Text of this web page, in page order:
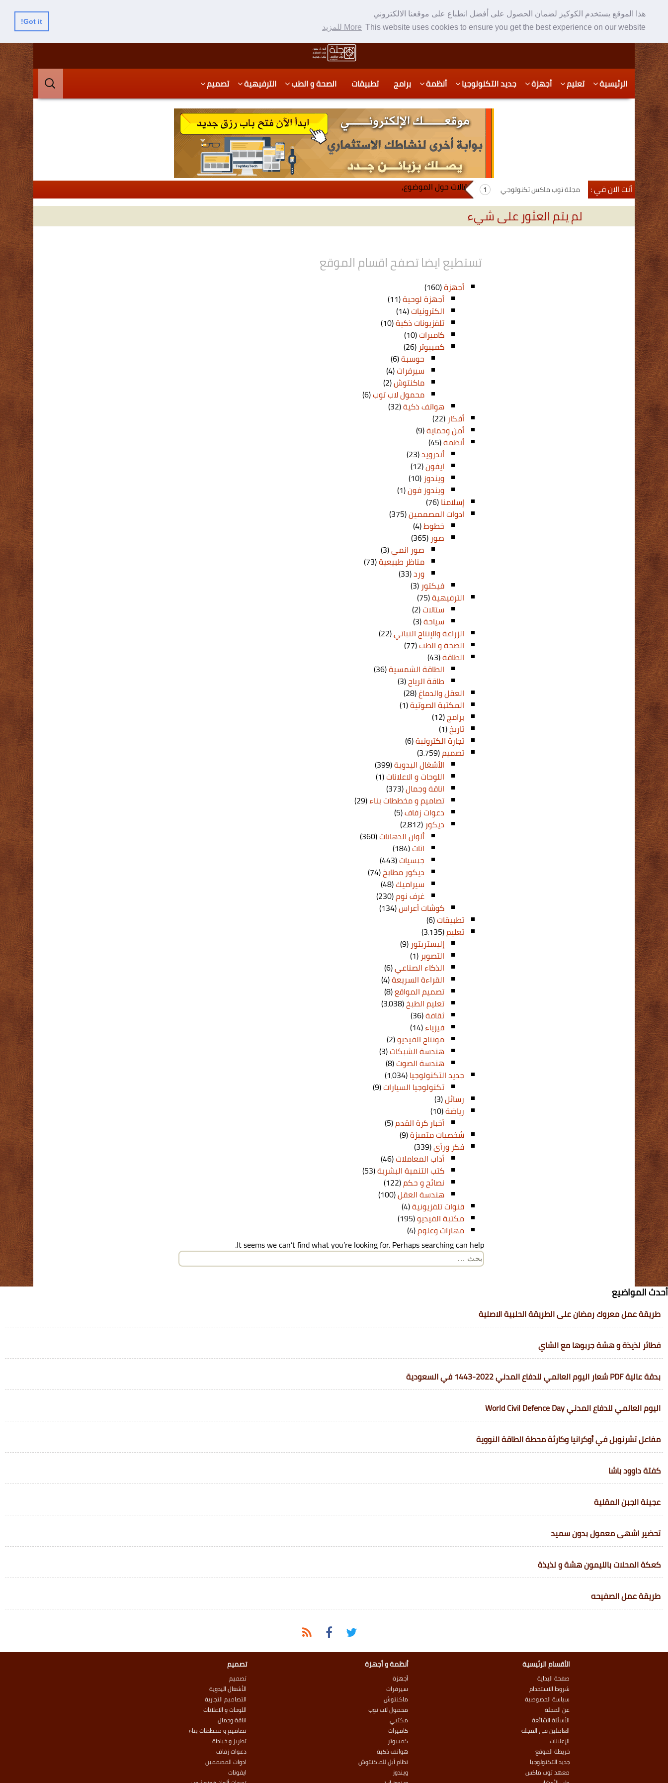
هذا الموقع يستخدم الكوكيز لضمان الحصول على أفضل انطباع على موقعنا الالكتروني
This website uses cookies to ensure you get the best experience on our website More للمزيد
Got it!
Skip
to
content
Skip
to
secondary
content
الرئيسية تعليم أجهزة جديد التكنولوجيا أنظمة برامج تطبيقات الصحة و الطب الترفيهية تصميم
البحث
عن:
أنت الان في : مجلة توب ماكس تكنولوجي مقالات حول الموضوع,
لم يتم العثور على شيء
تستطيع ايضا تصفح اقسام الموقع
أجهزة(160)
أجهزة لوحية(11)
الكترونيات(14)
تلفزيونات ذكية(10)
كاميرات(10)
كمبيوتر (26)
حوسبة(6)
سيرفرات(4)
ماكنتوش(2)
محمول لاب توب(6)
هواتف ذكية(32)
أفكار (22)
أمن وحماية(9)
أنظمة(45)
أندرويد(23)
ايفون(12)
ويندوز (10)
ويندوز فون(1)
إسلامنا(76)
ادوات المصممين(375)
خطوط(4)
صور (365)
صور انمي(3)
مناظر طبيعية(73)
ورد(33)
فيكتور (3)
الترفيهية(75)
ستالات(2)
سياحة(3)
الزراعة والإنتاج النباتي(22)
الصحة و الطب(77)
الطاقة(43)
الطاقة الشمسية(36)
طاقة الرياح(3)
العقل والدماغ(28)
المكتبة الصوتية(1)
برامج(12)
تاريخ(1)
تجارة الكترونية(6)
تصميم(3٬759)
الأشغال اليدوية(399)
اللوحات و الاعلانات(1)
اناقة وجمال(373)
تصاميم و مخططات بناء(29)
دعوات زفاف(5)
ديكور (2٬812)
ألوان الدهانات(360)
اثاث(184)
جبسيات(443)
ديكور مطابخ(74)
سيراميك(48)
غرف نوم(230)
كوشات أعراس(134)
تطبيقات(6)
تعليم(3٬135)
إليستريتور (9)
التصوير (1)
الذكاء الصناعي(6)
القراءة السريعة(4)
تصميم المواقع(8)
تعليم الطبخ(3٬038)
ثقافة(36)
فيزياء(14)
مونتاج الفيديو(2)
هندسة الشبكات(3)
هندسة الصوت(8)
جديد التكنولوجيا(1٬034)
تكنولوجيا السيارات(9)
رسائل(3)
رياضة(10)
أخبار كرة القدم(5)
شخصيات متميزة(9)
فكر ورأي(339)
أداب المعاملات(46)
كتب التنمية البشرية(53)
نصائح و حكم(122)
هندسة العقل(100)
قنوات تلفزيونية(4)
مكتبة الفيديو(195)
مهارات وعلوم(4)
It seems we can’t find what you’re looking for. Perhaps searching can help.
البحث
عن:
أحدث المواضيع
طريقة عمل معروك رمضان على الطريقة الحلبية الاصلية
فطائر لذيذة و هشة جربوها مع الشاي
بدقة عالية PDF شعار اليوم العالمي للدفاع المدني 2022-1443 في السعودية
اليوم العالمي للدفاع المدني World Civil Defence Day
مفاعل تشرنوبل في أوكرانيا وكارثة محطة الطاقة النووية
كفتة داوود باشا
عجينة الجبن المقلية
تحضير اشهى معمول بدون سميد
كعكة المحلات بالليمون هشة و لذيذة
طريقة عمل الصفيحه
الأقسام الرئيسية
صفحة البداية
شروط الاستخدام
سياسة الخصوصية
عن المجلة
الأسئلة الشائعة
العاملين في المجلة
الإعلانات
خريطة الموقع
جديد التكنولوجيا
معهد توب ماكس
أنظمة و أجهزة
أجهزة
سيرفرات
ماكنتوش
محمول لاب توب
مكتبي
كاميرات
كمبيوتر
هواتف ذكية
نظام أبل للماكنتوش
ويندوز
تصميم
تصميم
الأشغال اليدوية
التصاميم التجارية
اللوحات و الاعلانات
اناقة وجمال
تصاميم و مخططات بناء
تطريز و خياطة
دعوات زفاف
ادوات المصممين
ايقونات